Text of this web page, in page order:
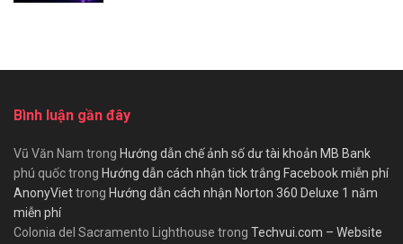
Bình luận gần đây
Vũ Văn Nam trong Hướng dẫn chế ảnh số dư tài khoản MB Bank
phú quốctrong Hướng dẫn cách nhận tick trắng Facebook miễn phí
AnonyViettrong Hướng dẫn cách nhận Norton 360 Deluxe 1 năm
miễn phí
Colonia del Sacramento Lighthouse trong Techvui.com – Website